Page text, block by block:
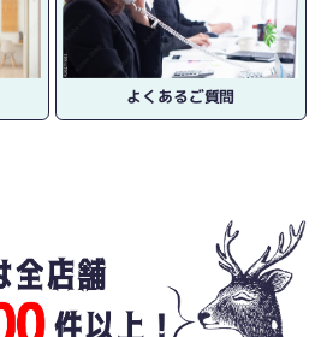
よくあるご質問